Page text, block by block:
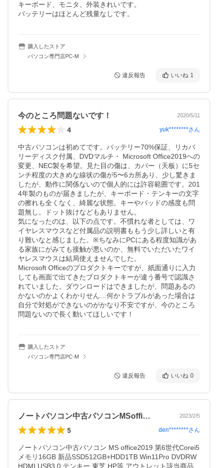
キーボード、モニタ、外装きれいです。
バッテリーはほとんど残量なしです。
購入したストア
パソコン専門店PC-M
違反報告 いいね 1
今のところ問題ないです！ 2020/5/11
4 yuk********さん
中古パソコンは初めてです。バッテリー70%保証、リカバ
リーディスク付属、DVDマルチ・ Microsoft Office2019への
変更、NEC製を希望。見た目の傷は、カバー（天板）に5セ
ンチ程度の大きめな線状の傷が5〜6カ所あり、少し驚きま
したが、動作に関係ないので個人的には許容範囲です。201
4年製のものが届きましたが、キーボード・テンキーの文字
の擦れも全くなく、綺麗な状態。キーやパッドの感度も問
題無し。ドット抜けなどもありません。
気になったのは、以下の点です。不慣れな者としては、ワ
イヤレスマウスなど付属品の説明書ももう少し詳しいと有
り難いなと感じました。※ちなみにPCにある程度知識があ
る家族にがみても接触が悪いのか、無料でいただいたワイ
ヤレスマウスは結局使えませんでした。
Microsoft Officeのプロダクトキーですが、紙面通りに入力
しても画面で出てきたプロダクトキーが違う番号で認識さ
れていました。ダウンロードはできましたが、問題あるの
かないのかよくわかりせん…何かトラブルがあった場合は
自分で対処ができないのがかなり不安ですが、今のところ
問題ないので長く動いてほしいです！
購入したストア
パソコン専門店PC-M
違反報告 いいね 0
ノートパソコン中古パソコンMSoffi… 2023/2/5
5 den********さん
ノートパソコン中古パソコン MS office2019 第6世代Corei5
メモリ16GB 新品SSD512GB+HDD1TB Win11Pro DVDRW
HDMI USB3.0 テンキー 東芝 HP等 アウトレット該当商品